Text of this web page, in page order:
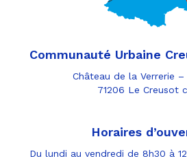
Communauté Urbaine
Château de la Verrerie
71206 Le Creusot
Horaires
Du lundi au vendredi de 8h30 à